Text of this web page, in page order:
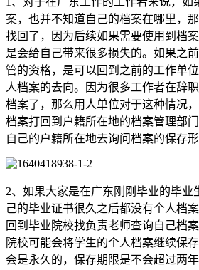
案，也并不知道自己的档案在哪里，
找回了，因为后续如果需要使用到档
是会给自己带来很多损失的。如果之
管的资格，是可以回到之前的工作单
人档案的去向。因为很多工作者在辞
档案了，那么用人单位对于这种情况
档案打回到户籍所在地的档案管理部
自己的户籍所在地去询问档案的保存形
2、如果大家是在广东刚刚毕业的毕业
己的毕业证书很久之后都没有个人档
回到毕业院校找负责老师查询自己档
院校可能会将学生的个人档案继续保
会是永久的，保存期限是不会超过两